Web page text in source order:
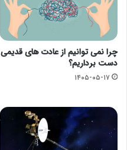
چرا نمی توانیم از عادت های قدیمی
دست برداریم؟
۱۴۰۵-۰۵-۱۷